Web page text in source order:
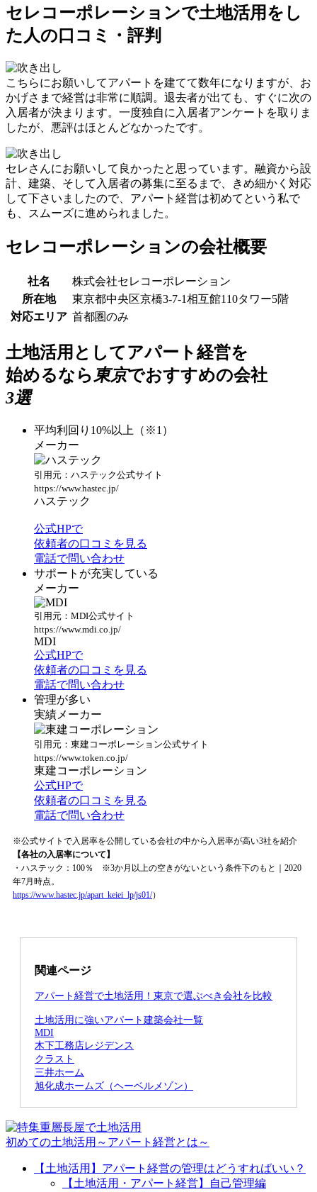
セレコーポレーションで土地活用をし
た人の口コミ・評判
こちらにお願いしてアパートを建てて数年になりますが、お
かげさまで経営は非常に順調。退去者が出ても、すぐに次の
入居者が決まります。一度独自に入居者アンケートを取りま
したが、悪評はほとんどなかったです。
セレさんにお願いして良かったと思っています。融資から設
計、建築、そして入居者の募集に至るまで、きめ細かく対応
して下さいましたので、アパート経営は初めてという私で
も、スムーズに進められました。
セレコーポレーションの会社概要
社名
株式会社セレコーポレーション
所在地
東京都中央区京橋3-7-1相互館110タワー5階
対応エリア 首都圏のみ
土地活用としてアパート経営を
始めるなら東京でおすすめの会社
3選
平均利回り10%以上（※1）
メーカー
引用元：ハステック公式サイト
https://www.hastec.jp/
ハステック
公式HPで
依頼者の口コミを見る
電話で問い合わせ
サポートが充実している
メーカー
引用元：MDI公式サイト
https://www.mdi.co.jp/
MDI
公式HPで
依頼者の口コミを見る
電話で問い合わせ
管理が多い
実績メーカー
引用元：東建コーポレーション公式サイト
https://www.token.co.jp/
東建コーポレーション
公式HPで
依頼者の口コミを見る
電話で問い合わせ
※公式サイトで入居率を公開している会社の中から入居率が高い3社を紹介
【各社の入居率について】
・ハステック：100％ ※3か月以上の空きがないという条件下のもと｜2020
年7月時点。
https://www.hastec.jp/apart_keiei_lp/js01/）
関連ページ
アパート経営で土地活用！東京で選ぶべき会社を比較
土地活用に強いアパート建築会社一覧
MDI
木下工務店レジデンス
クラスト
三井ホーム
旭化成ホームズ（ヘーベルメゾン）
初めての土地活用～アパート経営とは～
【土地活用】アパート経営の管理はどうすればいい？
【土地活用・アパート経営】自己管理編